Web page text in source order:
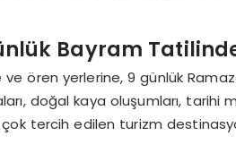
Bayram
ören yerlerine, 9 günlük
doğal kaya oluşumları, tarihi
tercih edilen turizm